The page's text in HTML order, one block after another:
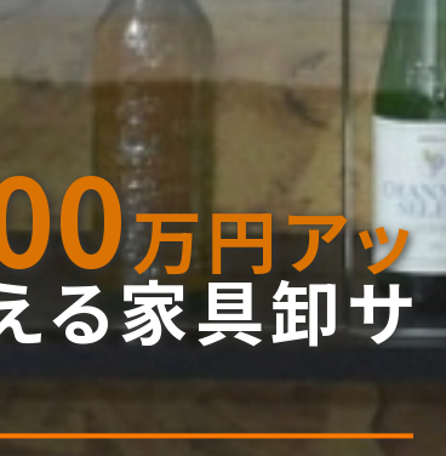
万円アッ
る家具卸サ